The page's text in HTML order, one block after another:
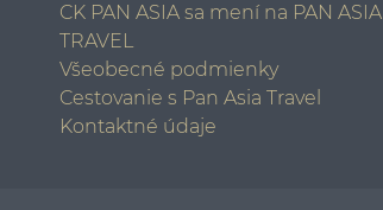
CK PAN ASIA sa mení na PAN ASIA
TRAVEL
Všeobecné podmienky
Cestovanie s Pan Asia Travel
Kontaktné údaje